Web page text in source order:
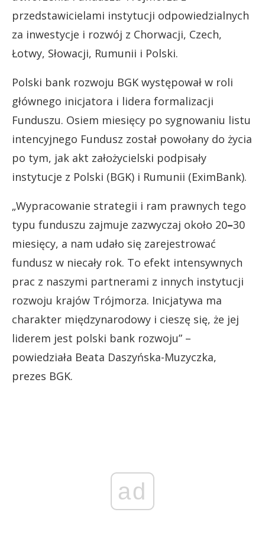
przedstawicielami instytucji odpowiedzialnych
za inwestycje i rozwój z Chorwacji, Czech,
Łotwy, Słowacji, Rumunii i Polski.
Polski bank rozwoju BGK występował w roli
głównego inicjatora i lidera formalizacji
Funduszu. Osiem miesięcy po sygnowaniu listu
intencyjnego Fundusz został powołany do życia
po tym, jak akt założycielski podpisały
instytucje z Polski (BGK) i Rumunii (EximBank).
„Wypracowanie strategii i ram prawnych tego
typu funduszu zajmuje zazwyczaj około 20–30
miesięcy, a nam udało się zarejestrować
fundusz w niecały rok. To efekt intensywnych
prac z naszymi partnerami z innych instytucji
rozwoju krajów Trójmorza. Inicjatywa ma
charakter międzynarodowy i cieszę się, że jej
liderem jest polski bank rozwoju” –
powiedziała Beata Daszyńska-Muzyczka,
prezes BGK.
ad